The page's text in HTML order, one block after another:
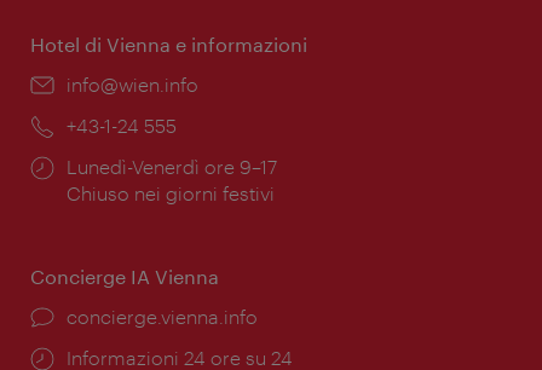
Hotel di Vienna e informazioni
Email:
info@wien.info
Telefono:
+43-1-24 555
Orari
di
Lunedì-Venerdì ore 9–17
Chiuso nei giorni festivi
Concierge IA Vienna
Ort:
concierge.vienna.info
Öffnungszeiten:
Informazioni 24 ore su 24